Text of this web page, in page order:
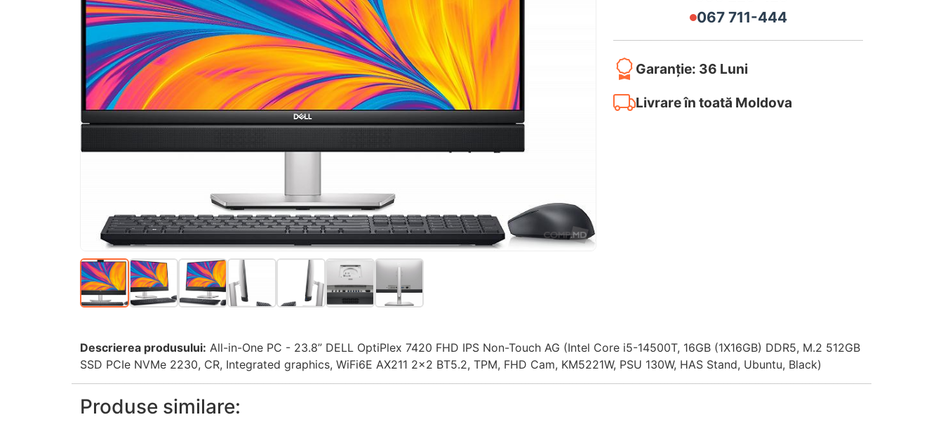
067 711-444
Garanție: 36 Luni
Livrare în toată Moldova
Descrierea produsului: All-in-One PC - 23.8” DELL OptiPlex 7420 FHD IPS Non-Touch AG (Intel Core i5-14500T, 16GB (1X16GB) DDR5, M.2 512GB
SSD PCIe NVMe 2230, CR, Integrated graphics, WiFi6E AX211 2x2 BT5.2, TPM, FHD Cam, KM5221W, PSU 130W, HAS Stand, Ubuntu, Black)
Produse similare: